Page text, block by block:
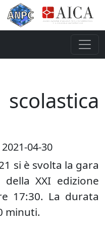
04-30
si è svolta la gara
della XXI edizione
17:30. La durata
minuti.